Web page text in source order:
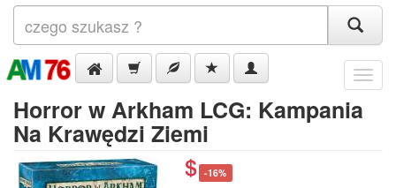
Menu
Horror w Arkham LCG: Kampania
Na Krawędzi Ziemi
-16%